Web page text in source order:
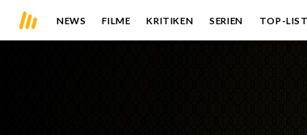
NEWS FILME KRITIKEN SERIEN TOP-